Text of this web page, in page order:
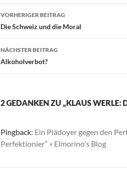
Beitrags-
Navigation
VORHERIGER BEITRAG
Die Schweiz und die Moral
NÄCHSTER BEITRAG
Alkoholverbot?
2 GEDANKEN ZU „KLAUS WERLE:
Pingback: Ein Plädoyer gegen den
Perfektionier” « Elmorino's Blog